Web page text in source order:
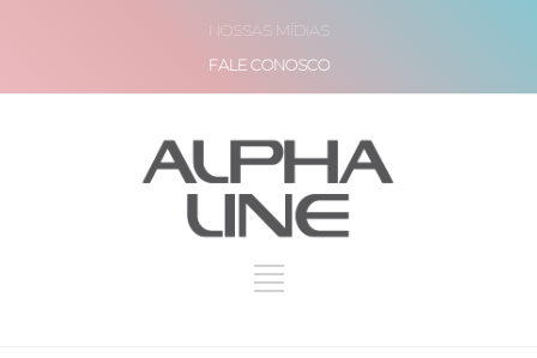
NOSSAS MÍDIAS
FALE CONOSCO